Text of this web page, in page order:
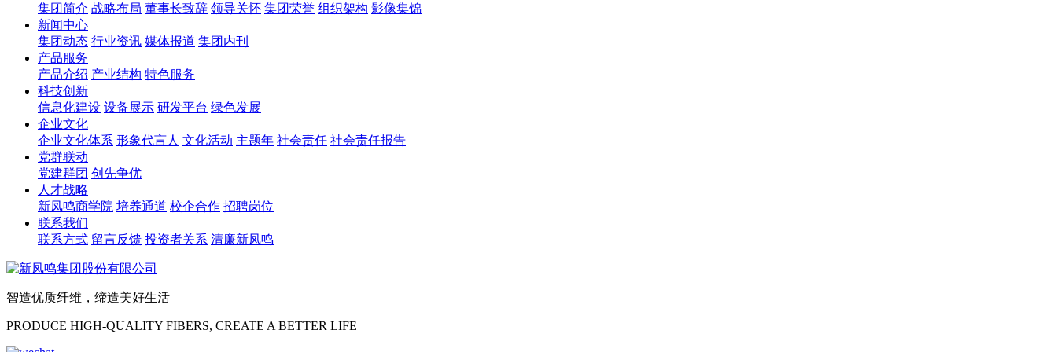
集团简介 战略布局 董事长致辞 领导关怀 集团荣誉 组织架构 影像集锦
新闻中心
集团动态 行业资讯 媒体报道 集团内刊
产品服务
产品介绍 产业结构 特色服务
科技创新
信息化建设 设备展示 研发平台 绿色发展
企业文化
企业文化体系 形象代言人 文化活动 主题年 社会责任 社会责任报告
党群联动
党建群团 创先争优
人才战略
新凤鸣商学院 培养通道 校企合作 招聘岗位
联系我们
联系方式 留言反馈 投资者关系 清廉新凤鸣
智造优质纤维，缔造美好生活
PRODUCE HIGH-QUALITY FIBERS, CREATE A BETTER LIFE